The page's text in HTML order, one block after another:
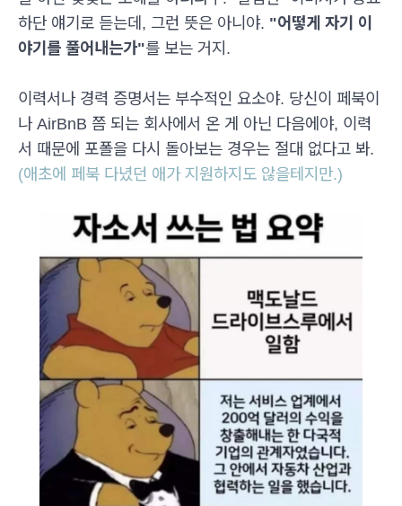
하단 얘기로 듣는데, 그런 뜻은 아니야. "어떻게 자기 이
야기를 풀어내는가"를 보는 거지.
이력서나 경력 증명서는 부수적인 요소야. 당신이 페북이
나 AirBnB 쯤 되는 회사에서 온 게 아닌 다음에야, 이력
서 때문에 포폴을 다시 돌아보는 경우는 절대 없다고 봐.
(애초에 페북 다녔던 애가 지원하지도 않을테지만.)